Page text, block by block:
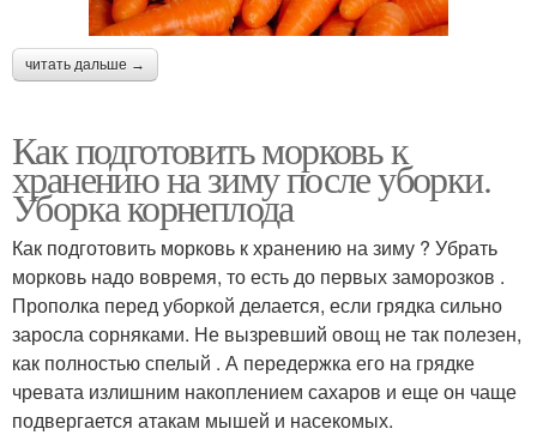
читать дальше →
Как подготовить морковь к
хранению на зиму после уборки.
Уборка корнеплода
Как подготовить морковь к хранению на зиму ? Убрать
морковь надо вовремя, то есть до первых заморозков .
Прополка перед уборкой делается, если грядка сильно
заросла сорняками. Не вызревший овощ не так полезен,
как полностью спелый . А передержка его на грядке
чревата излишним накоплением сахаров и еще он чаще
подвергается атакам мышей и насекомых.